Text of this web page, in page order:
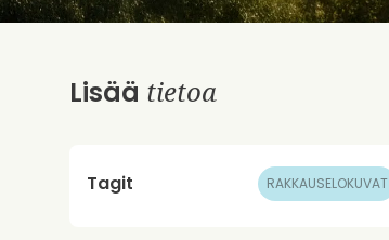
Lisää tietoa
Tagit RAKKAUSELOKUVAT